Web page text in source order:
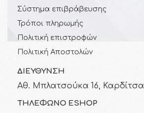
Σύστημα επιβράβευσης
Τρόποι πληρωμής
Πολιτική επιστροφών
Πολιτική Αποστολών
ΔΙΕΎΘΥΝΣΗ
Αθ. Μπλατσούκα 16, Καρδίτσα
ΤΗΛΈΦΩΝΟ ESHOP